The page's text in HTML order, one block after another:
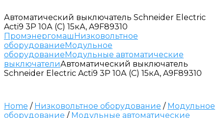
Автоматический выключатель Schneider Electric
Acti9 3P 10А (C) 15кА, A9F89310
ПромэнергомашНизковольтное
оборудованиеМодульное
оборудованиеМодульные автоматические
выключателиАвтоматический выключатель
Schneider Electric Acti9 3P 10А (C) 15кА, A9F89310
Home / Низковольтное оборудование / Модульное
оборудование / Модульные автоматические